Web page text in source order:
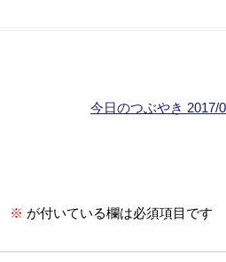
今日のつぶやき 2017/
※ が付いている欄は必須項目です